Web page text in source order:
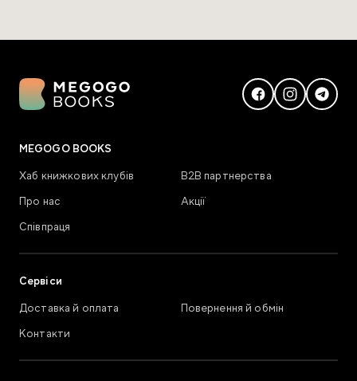
MEGOGO BOOKS
Хаб книжкових клубів
В2В партнерства
Про нас
Акції
Співпраця
Сервіси
Доставка й оплата
Повернення й обмін
Контакти